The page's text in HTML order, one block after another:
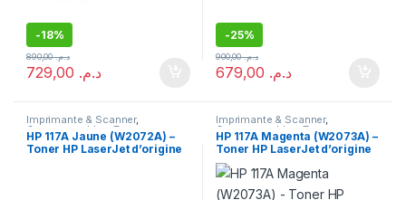
-18%
د.م.
د.م.890,00
-25%
د.م.
د.م.900,00
Imprimante & Scanner,
Consommables ,Toner
HP 117A Jaune (W2072A) –
Toner HP LaserJet d’origine
Imprimante & Scanner,
Consommables ,Toner
HP 117A Magenta (W2073A) –
Toner HP LaserJet d’origine